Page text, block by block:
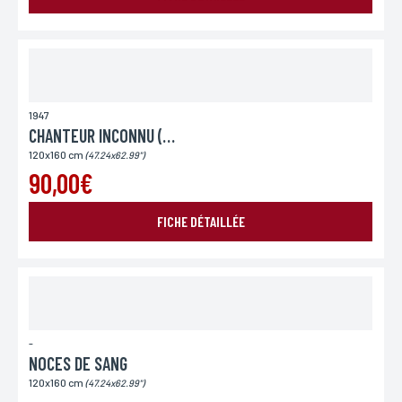
1947
CHANTEUR INCONNU (LE)
120x160 cm (47.24x62.99")
90,00€
FICHE DÉTAILLÉE
-
NOCES DE SANG
120x160 cm (47.24x62.99")